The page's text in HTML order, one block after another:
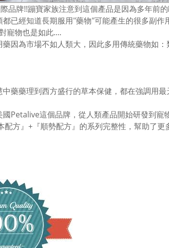
品牌!!蹦寶家族注意到這個產品是因為多年前
已經知道長期服用"藥物"可能產生的很多副
寵物也是如此....
因為市場不如人類大，因此多用傳統藥物如
藥藥理到西方盛行的草本保健，都在強調用
國Petalive這個品牌，從人類產品開始研發到寵
配方』+『順勢配方』的系列完整性，幫助了更